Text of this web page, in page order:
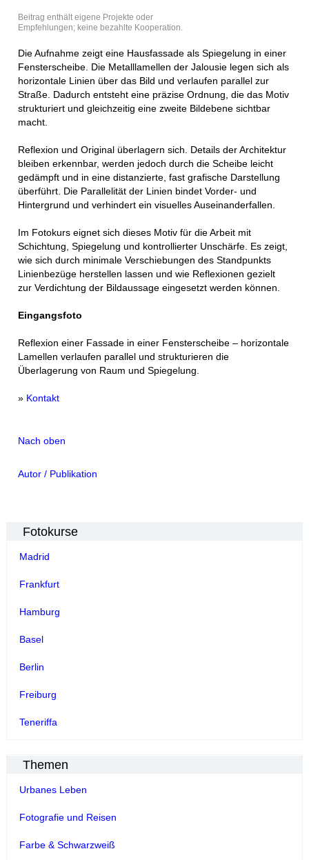
Beitrag enthält eigene Projekte oder
Empfehlungen; keine bezahlte Kooperation.
Die Aufnahme zeigt eine Hausfassade als Spiegelung in einer
Fensterscheibe. Die Metalllamellen der Jalousie legen sich als
horizontale Linien über das Bild und verlaufen parallel zur
Straße. Dadurch entsteht eine präzise Ordnung, die das Motiv
strukturiert und gleichzeitig eine zweite Bildebene sichtbar
macht.
Reflexion und Original überlagern sich. Details der Architektur
bleiben erkennbar, werden jedoch durch die Scheibe leicht
gedämpft und in eine distanzierte, fast grafische Darstellung
überführt. Die Parallelität der Linien bindet Vorder- und
Hintergrund und verhindert ein visuelles Auseinanderfallen.
Im Fotokurs eignet sich dieses Motiv für die Arbeit mit
Schichtung, Spiegelung und kontrollierter Unschärfe. Es zeigt,
wie sich durch minimale Verschiebungen des Standpunkts
Linienbezüge herstellen lassen und wie Reflexionen gezielt
zur Verdichtung der Bildaussage eingesetzt werden können.
Eingangsfoto
Reflexion einer Fassade in einer Fensterscheibe – horizontale
Lamellen verlaufen parallel und strukturieren die
Überlagerung von Raum und Spiegelung.
» Kontakt
Nach oben
Autor / Publikation
Fotokurse
Madrid
Frankfurt
Hamburg
Basel
Berlin
Freiburg
Teneriffa
Themen
Urbanes Leben
Fotografie und Reisen
Farbe & Schwarzweiß